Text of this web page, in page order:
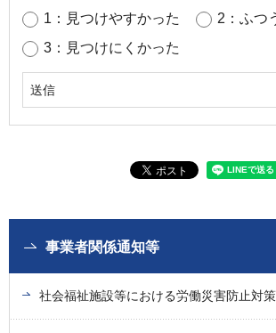
1：見つけやすかった
2：ふつ
3：見つけにくかった
事業者関係通知等
社会福祉施設等における労働災害防止対策